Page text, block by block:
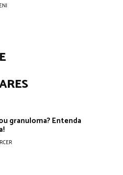
granuloma? Entenda